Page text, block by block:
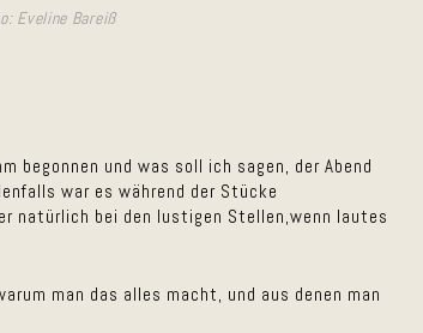
Eveline Bareiß
begonnen und was soll ich sagen, der Abend
war es während der Stücke
natürlich bei den lustigen Stellen,wenn lautes
man das alles macht, und aus denen man